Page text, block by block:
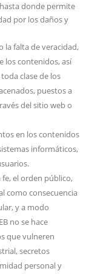
hasta donde permite
por los daños y
la falta de veracidad,
los contenidos, así
clase de los
puestos a
del sitio web o
en los contenidos
informáticos,
fe, el orden público,
como consecuencia
y a modo
no se hace
que vulneren
secretos
personal y